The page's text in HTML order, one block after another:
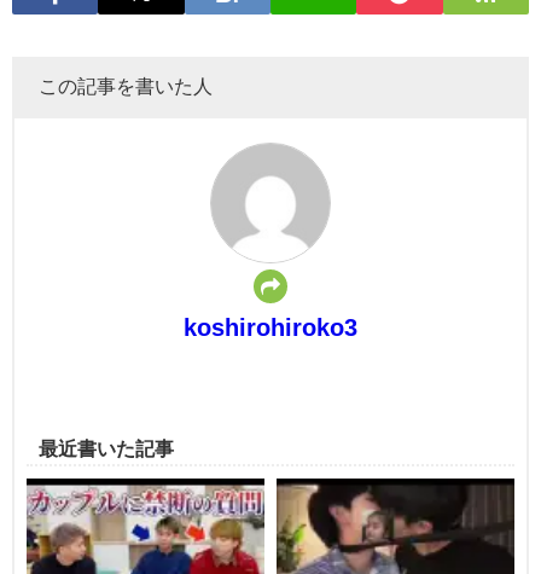
この記事を書いた人
koshirohiroko3
最近書いた記事